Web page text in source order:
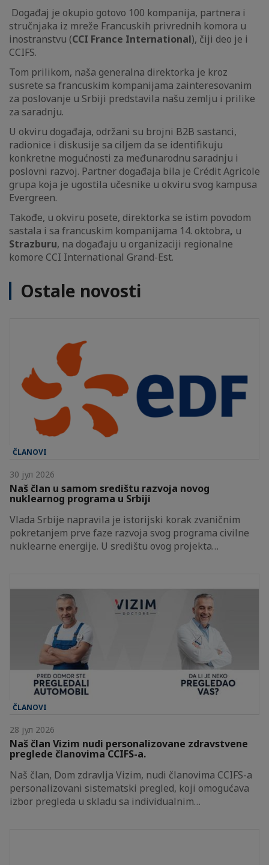
Događaj je okupio gotovo 100 kompanija, partnera i
stručnjaka iz mreže Francuskih privrednih komora u
inostranstvu (CCI France International), čiji deo je i
CCIFS.
Tom prilikom, naša generalna direktorka je kroz
susrete sa francuskim kompanijama zainteresovanim
za poslovanje u Srbiji predstavila našu zemlju i prilike
za saradnju.
U okviru događaja, održani su brojni B2B sastanci,
radionice i diskusije sa ciljem da se identifikuju
konkretne mogućnosti za međunarodnu saradnju i
poslovni razvoj. Partner događaja bila je Crédit Agricole
grupa koja je ugostila učesnike u okviru svog kampusa
Evergreen.
Takođe, u okviru posete, direktorka se istim povodom
sastala i sa francuskim kompanijama 14. oktobra, u
Strazburu, na događaju u organizaciji regionalne
komore CCI International Grand-Est.
Ostale novosti
ČLANOVI
30 јул 2026
Naš član u samom središtu razvoja novog
nuklearnog programa u Srbiji
Vlada Srbije napravila je istorijski korak zvaničnim
pokretanjem prve faze razvoja svog programa civilne
nuklearne energije. U središtu ovog projekta…
ČLANOVI
28 јул 2026
Naš član Vizim nudi personalizovane zdravstvene
preglede članovima CCIFS-a.
Naš član, Dom zdravlja Vizim, nudi članovima CCIFS-a
personalizovani sistematski pregled, koji omogućava
izbor pregleda u skladu sa individualnim…